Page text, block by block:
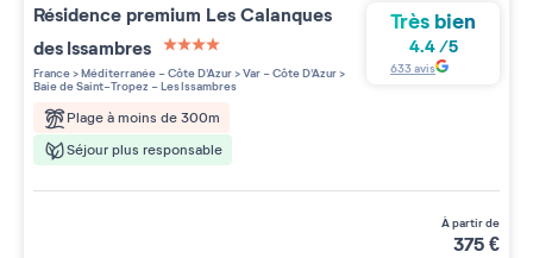
Résidence premium Les Calanques
des Issambres
4 étoiles sur 5
France>Méditerranée - Côte D'Azur>Var - Côte D'Azur>
Baie de Saint-Tropez - Les Issambres
Plage à moins de 300m
Séjour plus responsable
Très bien
4.4/5
633avis
à partir de
375€